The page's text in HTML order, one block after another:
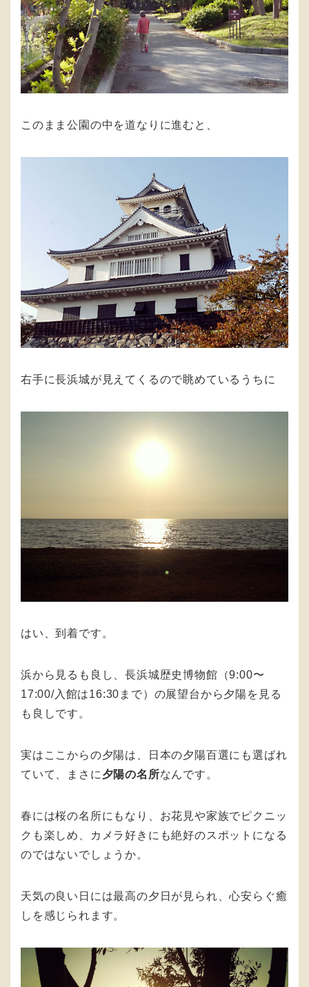
このまま公園の中を道なりに進むと、
右手に長浜城が見えてくるので眺めているうちに
はい、到着です。
浜から見るも良し、長浜城歴史博物館（9:00〜
17:00/入館は16:30まで）の展望台から夕陽を見る
も良しです。
実はここからの夕陽は、日本の夕陽百選にも選ばれ
ていて、まさに 夕陽の名所なんです。
春には桜の名所にもなり、お花見や家族でピクニッ
クも楽しめ、カメラ好きにも絶好のスポットになる
のではないでしょうか。
天気の良い日には最高の夕日が見られ、心安らぐ癒
しを感じられます。